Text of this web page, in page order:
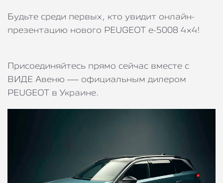
Будьте среди первых, кто увидит онлайн-
презентацию нового PEUGEOT e-5008 4×4!
Присоединяйтесь прямо сейчас вместе с
ВИДЕ Авеню — официальным дилером
PEUGEOT в Украине.